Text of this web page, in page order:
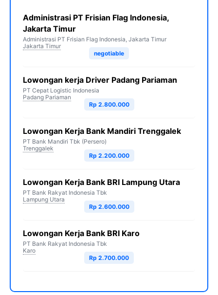
Administrasi PT Frisian Flag Indonesia,
Jakarta Timur
Administrasi PT Frisian Flag Indonesia, Jakarta Timur
Jakarta Timur
negotiable
Lowongan kerja Driver Padang Pariaman
PT Cepat Logistic Indonesia
Padang Pariaman
Rp 2.800.000
Lowongan Kerja Bank Mandiri Trenggalek
PT Bank Mandiri Tbk (Persero)
Trenggalek
Rp 2.200.000
Lowongan Kerja Bank BRI Lampung Utara
PT Bank Rakyat Indonesia Tbk
Lampung Utara
Rp 2.600.000
Lowongan Kerja Bank BRI Karo
PT Bank Rakyat Indonesia Tbk
Karo
Rp 2.700.000